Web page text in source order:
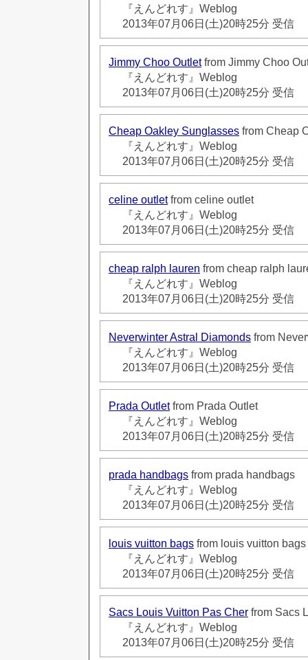
『えんどれす』Weblog
2013年07月06日(土)20時25分 受信
Jimmy Choo Outletfrom Jimmy Choo
『えんどれす』Weblog
2013年07月06日(土)20時25分 受信
Cheap Oakley Sunglasses from Cheap
『えんどれす』Weblog
2013年07月06日(土)20時25分 受信
celine outletfrom celine outlet
『えんどれす』Weblog
2013年07月06日(土)20時25分 受信
cheap ralph lauren from cheap ralph
『えんどれす』Weblog
2013年07月06日(土)20時25分 受信
Neverwinter Astral Diamonds from
『えんどれす』Weblog
2013年07月06日(土)20時25分 受信
Prada Outletfrom Prada Outlet
『えんどれす』Weblog
2013年07月06日(土)20時25分 受信
prada handbags from prada handbags
『えんどれす』Weblog
2013年07月06日(土)20時25分 受信
louis vuitton bags from louis vuitton bags
『えんどれす』Weblog
2013年07月06日(土)20時25分 受信
Sacs Louis Vuitton Pas Cher from Sacs
『えんどれす』Weblog
2013年07月06日(土)20時25分 受信